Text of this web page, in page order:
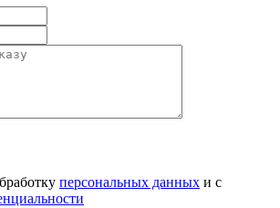
персональных данных и с